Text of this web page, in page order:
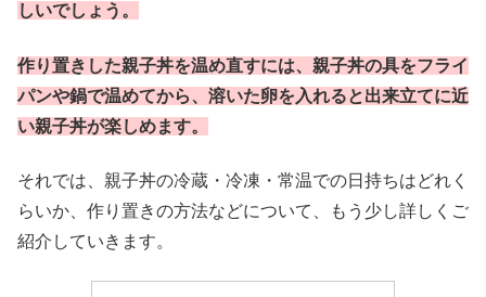
しいでしょう。
作り置きした親子丼を温め直すには、親子丼の具をフライ
パンや鍋で温めてから、溶いた卵を入れると出来立てに近
い親子丼が楽しめます。
それでは、親子丼の冷蔵・冷凍・常温での日持ちはどれく
らいか、作り置きの方法などについて、もう少し詳しくご
紹介していきます。